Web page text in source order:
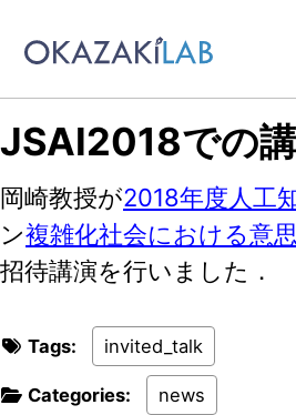
JSAI2018での
岡崎教授が2018年度人工
ン複雑化社会における意
招待講演を行いました．
Tags: invited_talk
Categories:
news